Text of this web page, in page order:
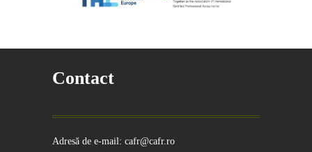
Contact
Adresă de e-mail: cafr@cafr.ro